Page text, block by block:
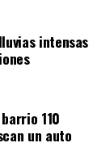
Concejo
intensas
110
un auto